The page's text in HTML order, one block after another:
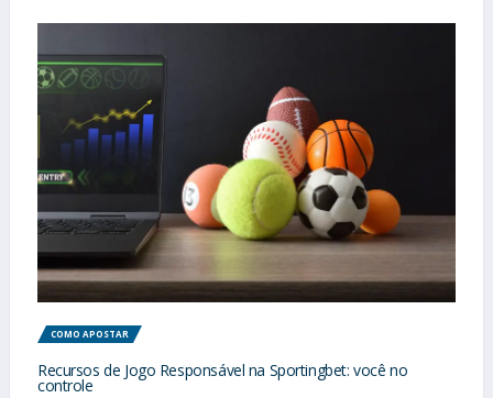
COMO APOSTAR
Recursos de Jogo Responsável na Sportingbet: você no
controle